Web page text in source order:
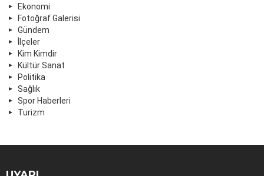
Ekonomi
Fotoğraf Galerisi
Gündem
İlçeler
Kim Kimdir
Kültür Sanat
Politika
Sağlık
Spor Haberleri
Turizm